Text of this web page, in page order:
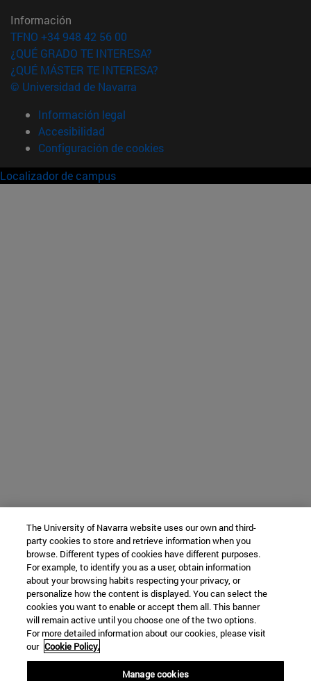
Información
TFNO +34 948 42 56 00
¿QUÉ GRADO TE INTERESA?
¿QUÉ MÁSTER TE INTERESA?
© Universidad de Navarra
Información legal
Accesibilidad
Configuración de cookies
Localizador de campus
The University of Navarra website uses our own and third-
party cookies to store and retrieve information when you
browse. Different types of cookies have different purposes.
For example, to identify you as a user, obtain information
about your browsing habits respecting your privacy, or
personalize how the content is displayed. You can select the
cookies you want to enable or accept them all. This banner
will remain active until you choose one of the two options.
For more detailed information about our cookies, please visit
our Cookie Policy.
Manage cookies